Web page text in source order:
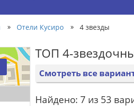
» Отели Кусиро » 4 звезды
ТОП 4-
Смотреть все
Найдено: 7 из 53